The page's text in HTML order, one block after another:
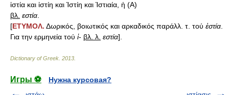
ἱστία και ἱστίη και Ἱστίη και Ἱστιαία, ἡ (Α)
βλ. εστία
[ΕΤΥΜΟΛ. Δωρικός, βοιωτικός και αρκαδικός παράλλ. τ. τού ἑστία
Για την ερμηνεία τού ἱ- βλ. λ. εστία].
Dictionary of Greek 2013
Игры ⚽
Нужна курсовая?